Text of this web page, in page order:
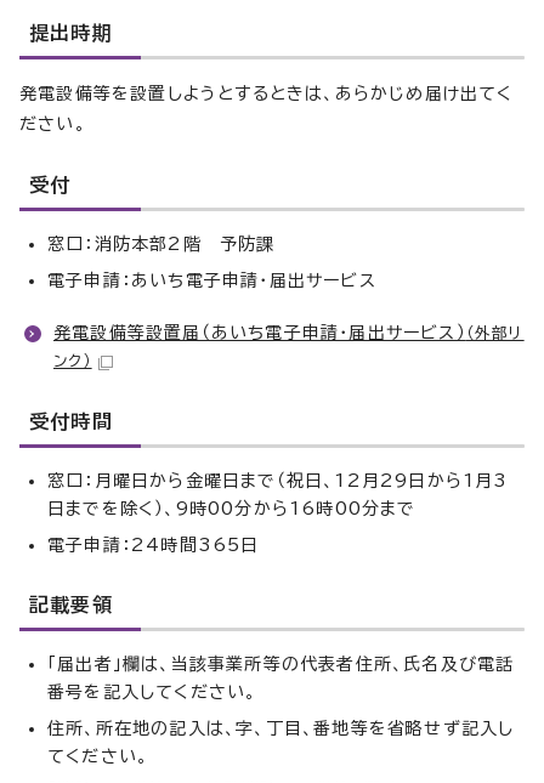
提出時期
発電設備等を設置しようとするときは、あらかじめ届け出てく
ださい。
受付
窓口：消防本部2階 予防課
電子申請：あいち電子申請・届出サービス
発電設備等設置届（あいち電子申請・届出サービス） （外部リ
ンク）
受付時間
窓口：月曜日から金曜日まで（祝日、12月29日から1月3
日までを除く）、9時00分から16時00分まで
電子申請：24時間365日
記載要領
「届出者」欄は、当該事業所等の代表者住所、氏名及び電話
番号を記入してください。
住所、所在地の記入は、字、丁目、番地等を省略せず記入し
てください。